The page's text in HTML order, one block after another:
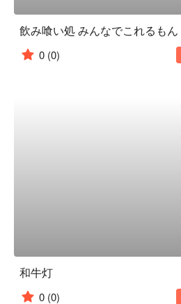
0 (0)
和牛灯
0 (0)